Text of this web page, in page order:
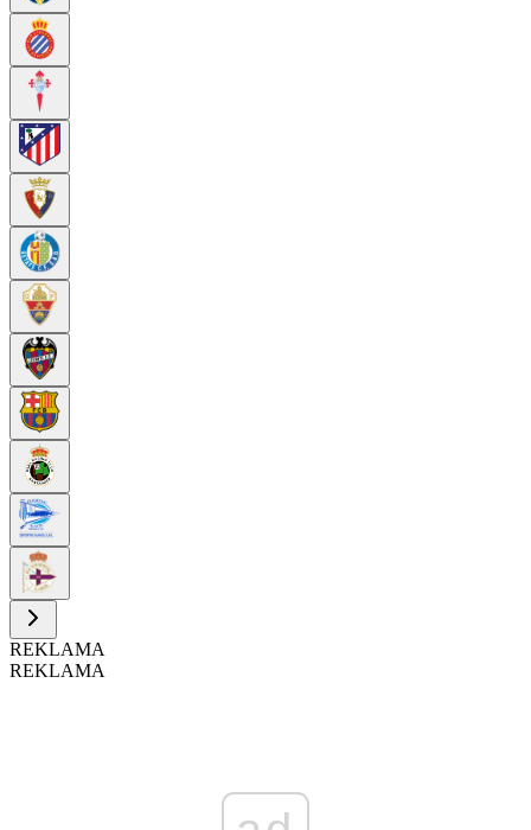
REKLAMA
REKLAMA